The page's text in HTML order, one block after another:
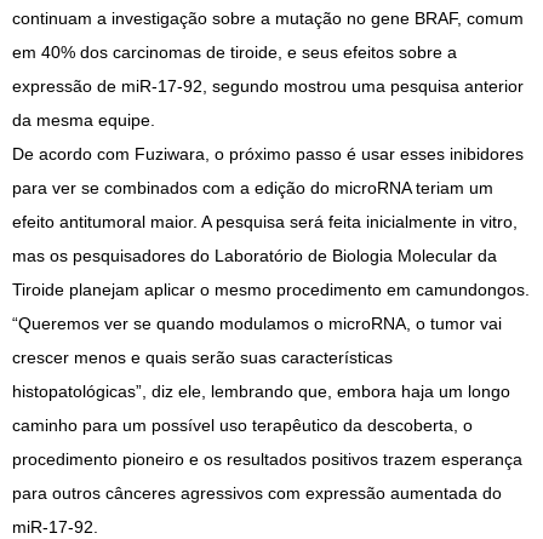
continuam a investigação sobre a mutação no gene BRAF, comum
em 40% dos carcinomas de tiroide, e seus efeitos sobre a
expressão de miR-17-92, segundo mostrou uma pesquisa anterior
da mesma equipe.
De acordo com Fuziwara, o próximo passo é usar esses inibidores
para ver se combinados com a edição do microRNA teriam um
efeito antitumoral maior. A pesquisa será feita inicialmente in vitro,
mas os pesquisadores do Laboratório de Biologia Molecular da
Tiroide planejam aplicar o mesmo procedimento em camundongos.
“Queremos ver se quando modulamos o microRNA, o tumor vai
crescer menos e quais serão suas características
histopatológicas”, diz ele, lembrando que, embora haja um longo
caminho para um possível uso terapêutico da descoberta, o
procedimento pioneiro e os resultados positivos trazem esperança
para outros cânceres agressivos com expressão aumentada do
miR-17-92.